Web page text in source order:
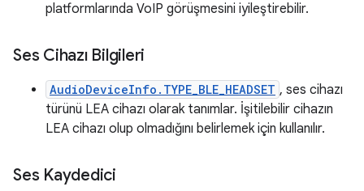
platformlarında VoIP görüşmesini iyileştirebilir.
Ses Cihazı Bilgileri
AudioDeviceInfo.TYPE_BLE_HEADSET , ses cihazı
türünü LEA cihazı olarak tanımlar. İşitilebilir cihazın
LEA cihazı olup olmadığını belirlemek için kullanılır.
Ses Kaydedici